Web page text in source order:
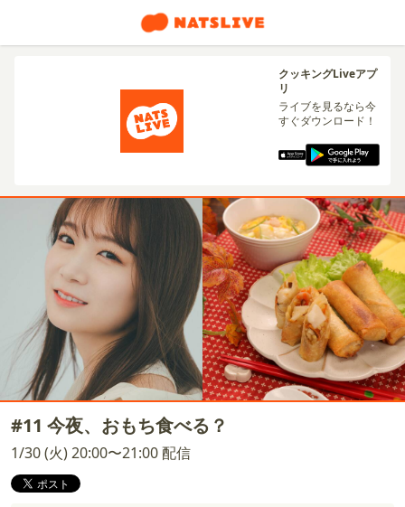
クッキングLiveアプ
リ
ライブを見るなら今
すぐダウンロード！
#11 今夜、おもち食べる？
1/30 (火) 20:00〜21:00 配信